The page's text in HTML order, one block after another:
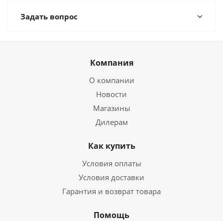
Задать вопрос
Компания
О компании
Новости
Магазины
Дилерам
Как купить
Условия оплаты
Условия доставки
Гарантия и возврат товара
Помощь